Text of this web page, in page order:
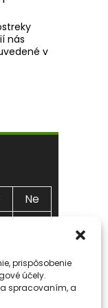
prispôsobenie
účely.
spracovaním, a
nás
v
Ne
18